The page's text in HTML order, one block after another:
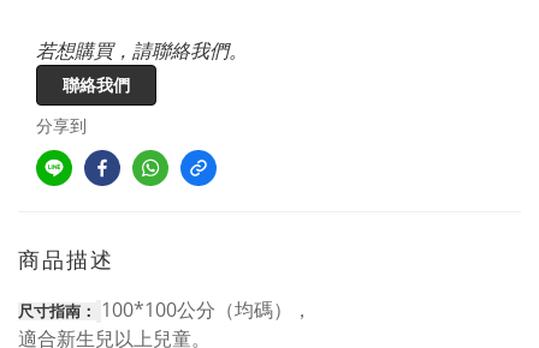
若想購買，請聯絡我們。
聯絡我們
分享到
商品描述
尺寸指南：
100*100公分（均碼），
適合新生兒以上兒童。